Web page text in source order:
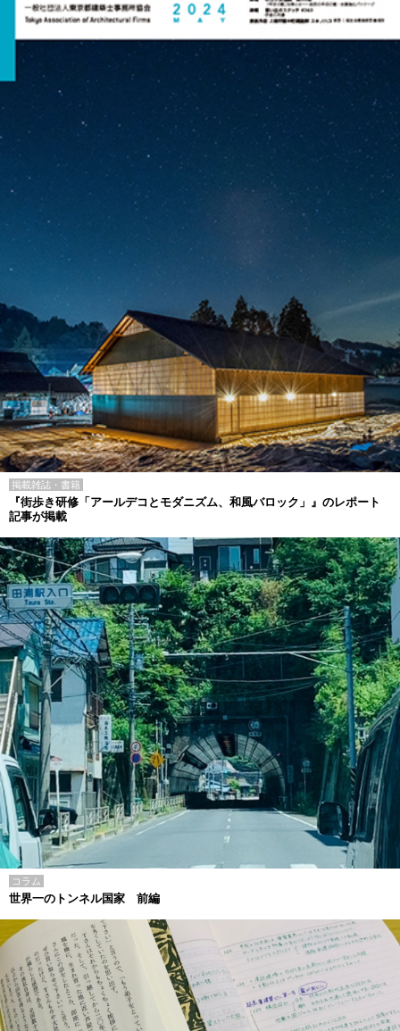
掲載雑誌・書籍
『街歩き研修「アールデコとモダニズム、和風バロック」』のレポート
記事が掲載
コラム
世界一のトンネル国家 前編